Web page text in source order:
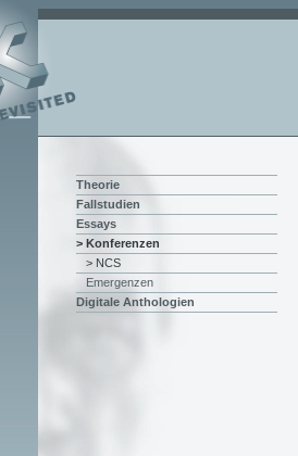
Theorie
Fallstudien
Essays
> Konferenzen
> NCS
Emergenzen
Digitale Anthologien